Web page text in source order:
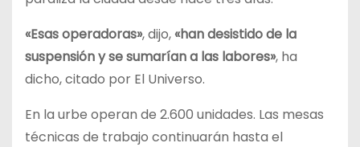
«Esas operadoras», dijo,«han desistido de la
suspensión y se sumarían a las labores», ha
dicho, citado por El Universo.
En la urbe operan de 2.600 unidades. Las mesas
técnicas de trabajo continuarán hasta el